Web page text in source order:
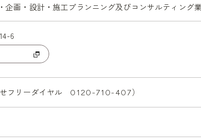
企画・設計・施工プランニング及びコンサルティング
6
せフリーダイヤル 0120-710-407）